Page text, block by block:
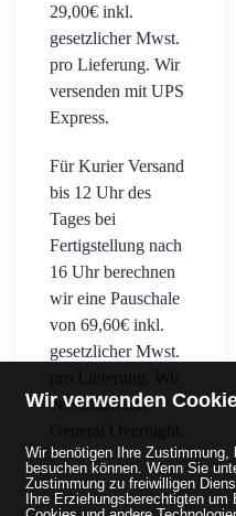
Wir verwenden
Wir benötigen Ihre
besuchen können. Wenn Sie
Zustimmung zu freiwilligen
Ihre Erziehungsberechtigten um
29,00€ inkl.
gesetzlicher Mwst.
pro Lieferung. Wir
versenden mit UPS
Express.
Für Kurier Versand
bis 12 Uhr des
Tages bei
Fertigstellung nach
16 Uhr berechnen
wir eine Pauschale
von 69,60€ inkl.
gesetzlicher Mwst.
versenden mit